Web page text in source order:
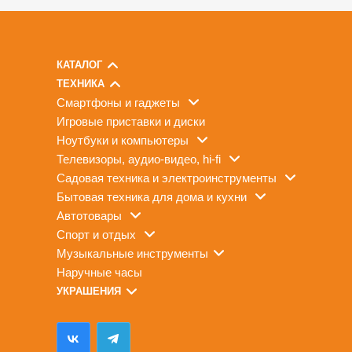
КАТАЛОГ
ТЕХНИКА
смартфоны и гаджеты
игровые приставки и диски
ноутбуки и компьютеры
телевизоры, аудио-видео, hi-fi
садовая техника и электроинструменты
бытовая техника для дома и кухни
автотовары
спорт и отдых
музыкальные инструменты
наручные часы
УКРАШЕНИЯ